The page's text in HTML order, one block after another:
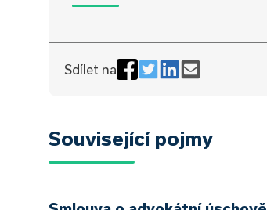
Sdílet na
Související pojmy